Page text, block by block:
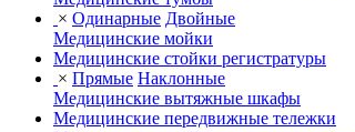
× Одинарные Двойные
Медицинские мойки
Медицинские стойки регистратуры
× Прямые Наклонные
Медицинские вытяжные шкафы
Медицинские передвижные тележки